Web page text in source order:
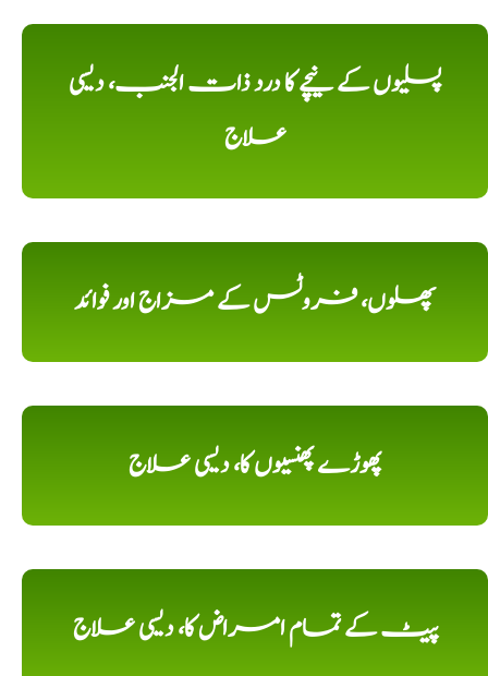
پسلیوں کے نیچے کا درد ذات الجنب، دیسی
علاج
پھلوں، فروٹس کے مزاج اور فوائد
پھوڑے پھنسیوں کا، دیسی علاج
پیٹ کے تمام امراض کا، دیسی علاج